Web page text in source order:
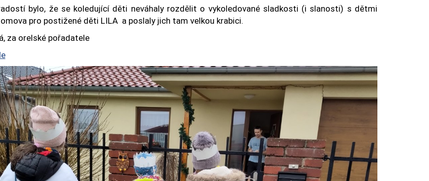
bylo, že se koledující děti neváhaly rozdělit o vykoledované sladkosti (i slanosti) s dětmi
pro postižené děti LILA a poslaly jich tam velkou krabici.
za orelské pořadatele